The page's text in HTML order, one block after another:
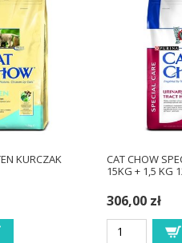
KURCZAK
CAT CHOW
15KG + 1,5 KG
306,00 zł